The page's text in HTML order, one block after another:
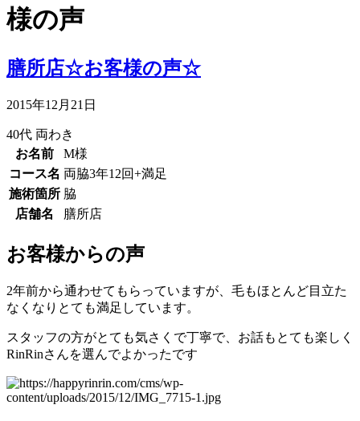
様の声
膳所店☆お客様の声☆
2015年12月21日
40代 両わき
お名前
M様
コース名 両脇3年12回+満足
施術箇所 脇
店舗名
膳所店
お客様からの声
2年前から通わせてもらっていますが、毛もほとんど目立た
なくなりとても満足しています。
スタッフの方がとても気さくで丁寧で、お話もとても楽しく
RinRinさんを選んでよかったです